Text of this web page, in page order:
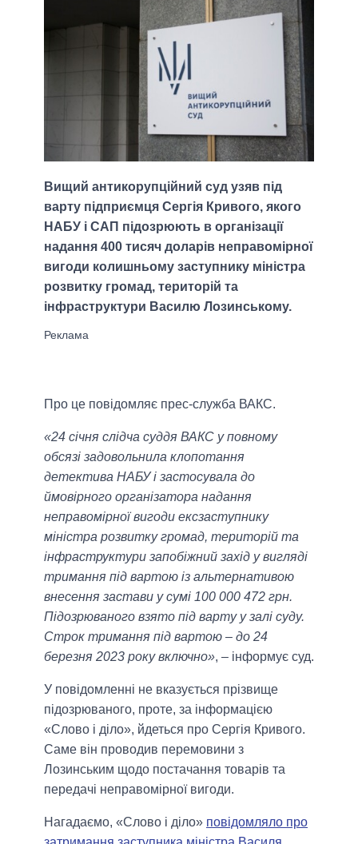
Вищий антикорупційний суд узяв під
варту підприємця Сергія Кривого, якого
НАБУ і САП підозрюють в організації
надання 400 тисяч доларів неправомірної
вигоди колишньому заступнику міністра
розвитку громад, територій та
інфраструктури Василю Лозинському.
Про це повідомляє прес-служба ВАКС.
«24 січня слідча суддя ВАКС у повному
обсязі задовольнила клопотання
детектива НАБУ і застосувала до
ймовірного організатора надання
неправомірної вигоди ексзаступнику
міністра розвитку громад, територій та
інфраструктури запобіжний захід у вигляді
тримання під вартою із альтернативою
внесення застави у сумі 100 000 472 грн.
Підозрюваного взято під варту у залі суду.
Строк тримання під вартою – до 24
березня 2023 року включно», – інформує суд.
У повідомленні не вказується прізвище
підозрюваного, проте, за інформацією
«Слово і діло», йдеться про Сергія Кривого.
Саме він проводив перемовини з
Лозинським щодо постачання товарів та
передачі неправомірної вигоди.
Нагадаємо, «Слово і діло» повідомляло про